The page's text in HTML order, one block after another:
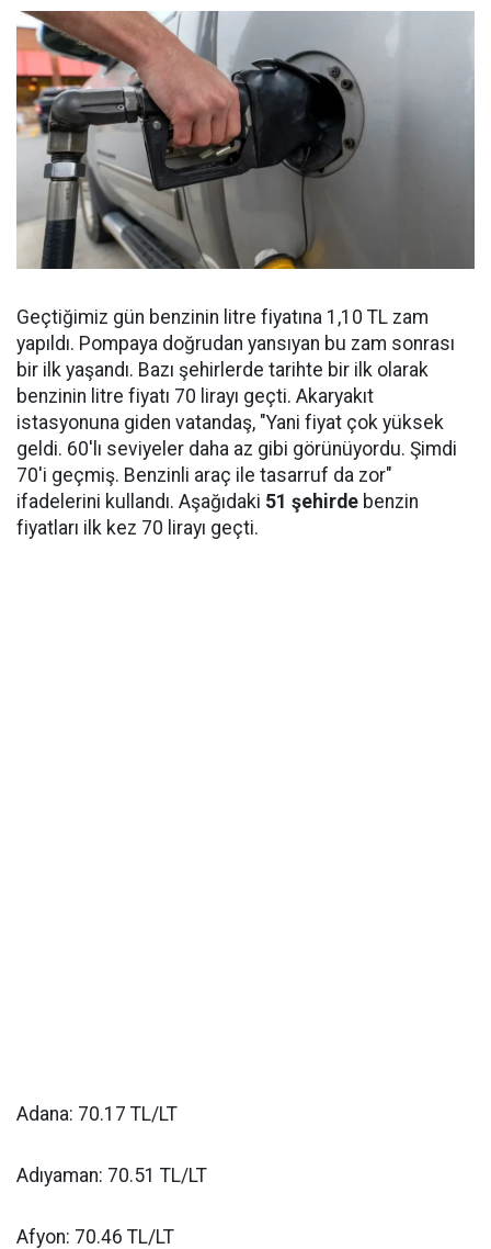
Geçtiğimiz gün benzinin litre fiyatına 1,10 TL zam
yapıldı. Pompaya doğrudan yansıyan bu zam sonrası
bir ilk yaşandı. Bazı şehirlerde tarihte bir ilk olarak
benzinin litre fiyatı 70 lirayı geçti. Akaryakıt
istasyonuna giden vatandaş, "Yani fiyat çok yüksek
geldi. 60'lı seviyeler daha az gibi görünüyordu. Şimdi
70'i geçmiş. Benzinli araç ile tasarruf da zor"
ifadelerini kullandı. Aşağıdaki 51 şehirde benzin
fiyatları ilk kez 70 lirayı geçti.
Adana: 70.17 TL/LT
Adıyaman: 70.51 TL/LT
Afyon: 70.46 TL/LT